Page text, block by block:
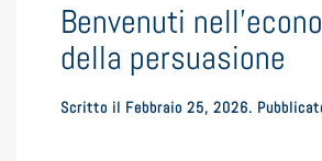
Benvenuti
della persuasione
Scritto il Febbraio 25, 2026.